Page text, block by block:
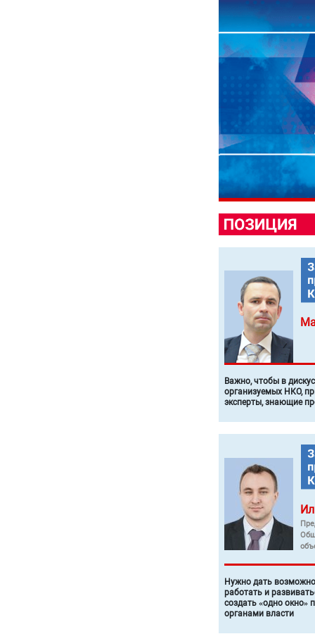
Важно, чтобы в
организуемых НКО,
эксперты, знающие
Нужно дать
работать и
создать «одно окно»
органами власти